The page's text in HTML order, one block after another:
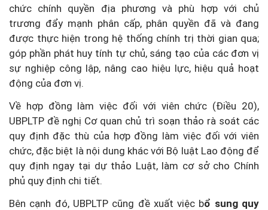
chức chính quyền địa phương và phù hợp với chủ
trương đẩy mạnh phân cấp, phân quyền đã và đang
được thực hiện trong hệ thống chính trị thời gian qua;
góp phần phát huy tính tự chủ, sáng tạo của các đơn vị
sự nghiệp công lập, nâng cao hiệu lực, hiệu quả hoạt
động của đơn vị.
Về hợp đồng làm việc đối với viên chức (Điều 20),
UBPLTP đề nghị Cơ quan chủ trì soạn thảo rà soát các
quy định đặc thù của hợp đồng làm việc đối với viên
chức, đặc biệt là nội dung khác với Bộ luật Lao động để
quy định ngay tại dự thảo Luật, làm cơ sở cho Chính
phủ quy định chi tiết.
Bên cạnh đó, UBPLTP cũng đề xuất việc bổ sung quy